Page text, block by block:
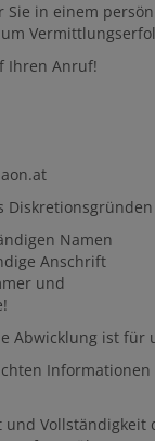
Sie in einem
Ihren Anruf!
Namen
Anschrift
und
Abwicklung ist für
und Vollständigkeit